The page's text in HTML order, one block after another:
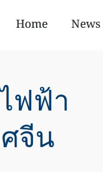
Home News
ฟฟ้า
จีน